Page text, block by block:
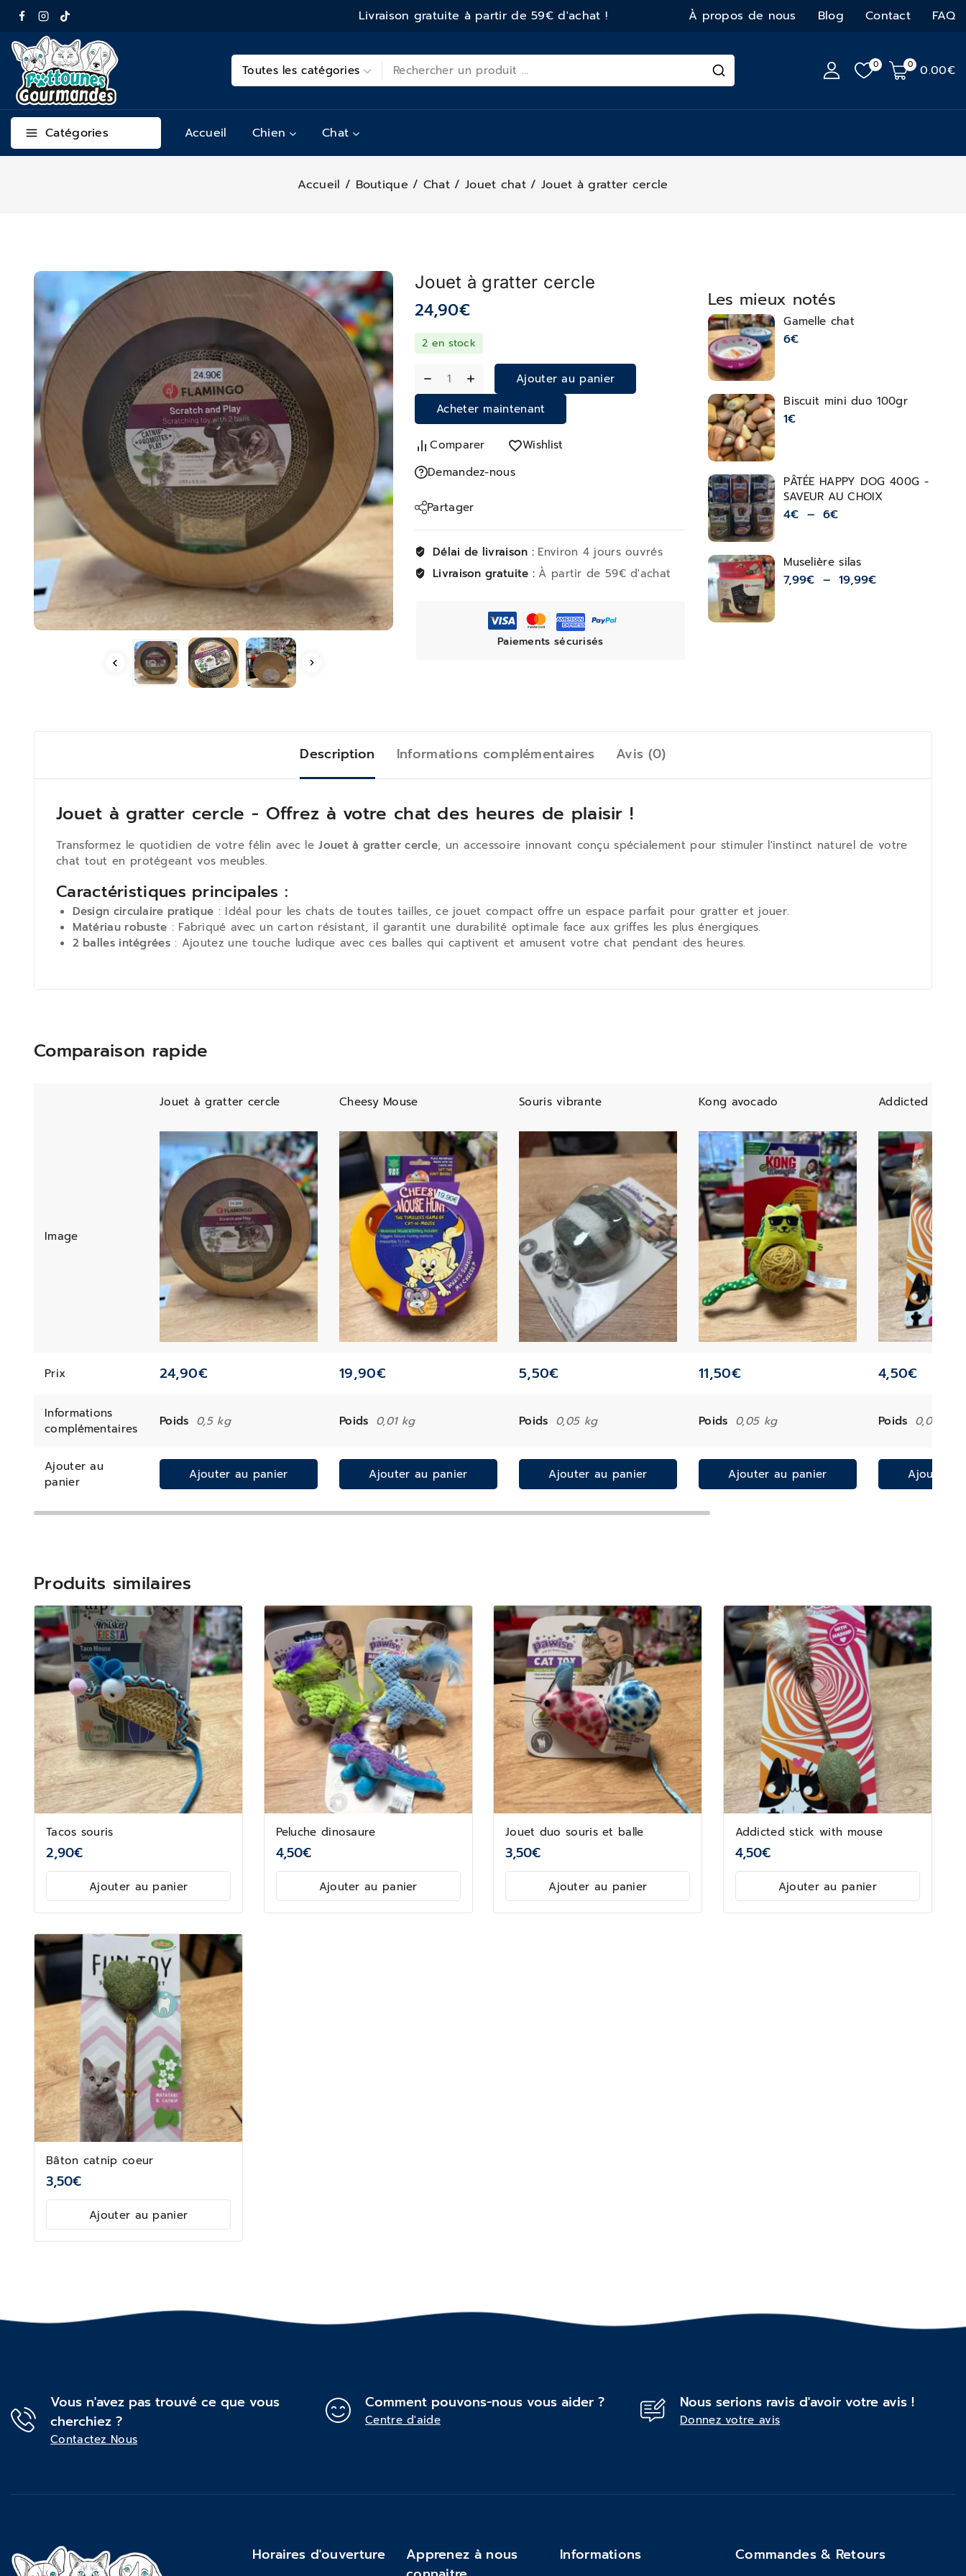
Livraison gratuite à partir de 59€ d'achat ! À propos de nous Blog Contact FAQ
0 0 0.00€
Catégories Accueil Chien Chat
Accueil / Boutique / Chat / Jouet chat / Jouet à gratter cercle
Les mieux notés
Gamelle chat
6€
Biscuit mini duo 100gr
1€
PÂTÉE HAPPY DOG 400G -
SAVEUR AU CHOIX
4€ – 6€
Muselière silas
7,99€ – 19,99€
Jouet à gratter cercle
24,90€
2 en stock
Ajouter au panier
Acheter maintenant
Comparer
Wishlist
Demandez-nous
Partager
Délai de livraison : Environ 4 jours ouvrés
Livraison gratuite : À partir de 59€ d'achat
Paiements sécurisés
Description Informations complémentaires Avis (0)
Jouet à gratter cercle - Offrez à votre chat des heures de plaisir !
Transformez le quotidien de votre félin avec leJouet à gratter cercle, un accessoire innovant conçu spécialement pour stimuler l'instinct naturel de votre
chat tout en protégeant vos meubles.
Caractéristiques principales :
Design circulaire pratique : Idéal pour les chats de toutes tailles, ce jouet compact offre un espace parfait pour gratter et jouer.
Matériau robuste : Fabriqué avec un carton résistant, il garantit une durabilité optimale face aux griffes les plus énergiques.
2 balles intégrées: Ajoutez une touche ludique avec ces balles qui captivent et amusent votre chat pendant des heures.
Comparaison rapide
Jouet à gratter cercle Cheesy Mouse Souris vibrante Kong avocado Addicted stick
Image
Prix 24,90€ 19,90€ 5,50€ 11,50€ 4,50€
Informations
complémentaires
Poids 0,5 kg Poids 0,01 kg Poids 0,05 kg Poids 0,05 kg Poids 0,02 kg
Ajouter au
panier
Ajouter au panier Ajouter au panier Ajouter au panier Ajouter au panier Ajouter
Produits similaires
Tacos souris
2,90€
Ajouter au panier
Peluche dinosaure
4,50€
Ajouter au panier
Jouet duo souris et balle
3,50€
Ajouter au panier
Addicted stick with mouse
4,50€
Ajouter au panier
Bâton catnip coeur
3,50€
Ajouter au panier
Vous n'avez pas trouvé ce que vous
cherchiez ?
Contactez Nous
Comment pouvons-nous vous aider ?
Centre d'aide
Nous serions ravis d'avoir votre avis !
Donnez votre avis
Horaires d'ouverture
Apprenez à nous
Informations Commandes & Retours